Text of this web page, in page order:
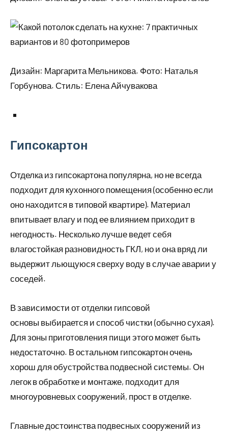
Дизайн: Маргарита Мельникова. Фото: Наталья
Горбунова. Стиль: Елена Айчувакова
Гипсокартон
Отделка из гипсокартона популярна, но не всегда
подходит для кухонного помещения (особенно если
оно находится в типовой квартире). Материал
впитывает влагу и под ее влиянием приходит в
негодность. Несколько лучше ведет себя
влагостойкая разновидность ГКЛ, но и она вряд ли
выдержит льющуюся сверху воду в случае аварии у
соседей.
В зависимости от отделки гипсовой
основы выбирается и способ чистки (обычно сухая).
Для зоны приготовления пищи этого может быть
недостаточно. В остальном гипсокартон очень
хорош для обустройства подвесной системы. Он
легок в обработке и монтаже, подходит для
многоуровневых сооружений, прост в отделке.
Главные достоинства подвесных сооружений из